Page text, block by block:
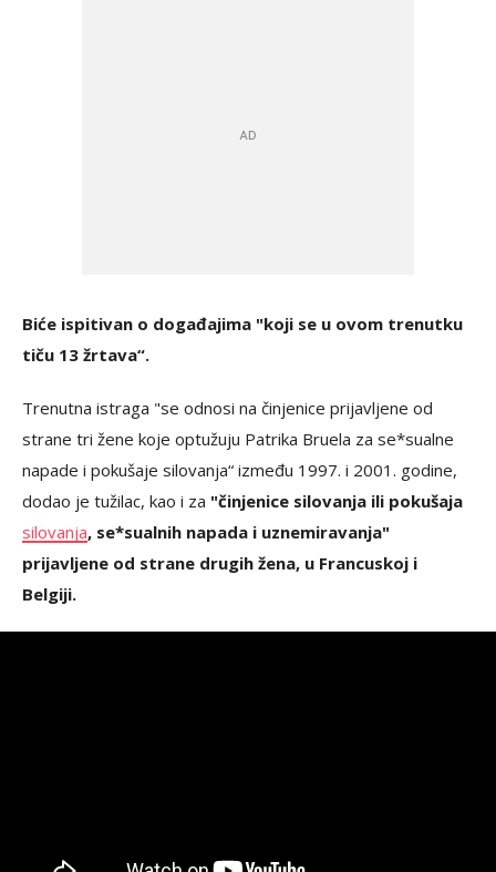
Biće ispitivan o događajima "koji se u ovom trenutku
tiču 13 žrtava“.
Trenutna istraga "se odnosi na činjenice prijavljene od
strane tri žene koje optužuju Patrika Bruela za se*sualne
napade i pokušaje silovanja“ između 1997. i 2001. godine,
dodao je tužilac, kao i za "činjenice silovanja ili pokušaja
silovanja, se*sualnih napada i uznemiravanja"
prijavljene od strane drugih žena, u Francuskoj i
Belgiji.